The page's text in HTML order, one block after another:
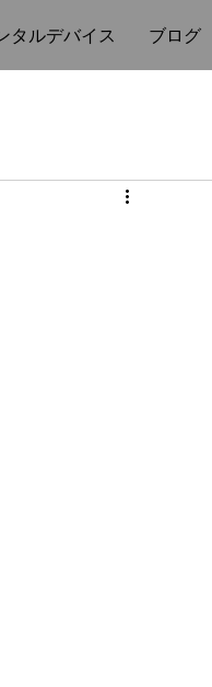
タルデバイス ブログ